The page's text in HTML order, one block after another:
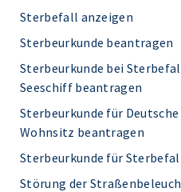
Sterbefall anzeigen
Sterbeurkunde beantragen
Sterbeurkunde bei
Seeschiff beantragen
Sterbeurkunde für
Wohnsitz beantragen
Sterbeurkunde für
Störung der